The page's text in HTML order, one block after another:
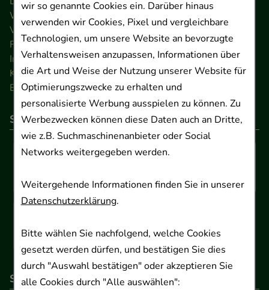
wir so genannte Cookies ein. Darüber hinaus
verwenden wir Cookies, Pixel und vergleichbare
Technologien, um unsere Website an bevorzugte
Verhaltensweisen anzupassen, Informationen über
die Art und Weise der Nutzung unserer Website für
Optimierungszwecke zu erhalten und
personalisierte Werbung ausspielen zu können. Zu
Werbezwecken können diese Daten auch an Dritte,
wie z.B. Suchmaschinenanbieter oder Social
Networks weitergegeben werden.
Weitergehende Informationen finden Sie in unserer
Datenschutzerklärung.
Bitte wählen Sie nachfolgend, welche Cookies
gesetzt werden dürfen, und bestätigen Sie dies
durch "Auswahl bestätigen" oder akzeptieren Sie
alle Cookies durch "Alle auswählen":
Widerrufsrecht
Versandkosten
FAQ
Impressum
Kontakt
Barrierefreiheitserklärung
So können Sie bezahlen
So erreichen Sie uns